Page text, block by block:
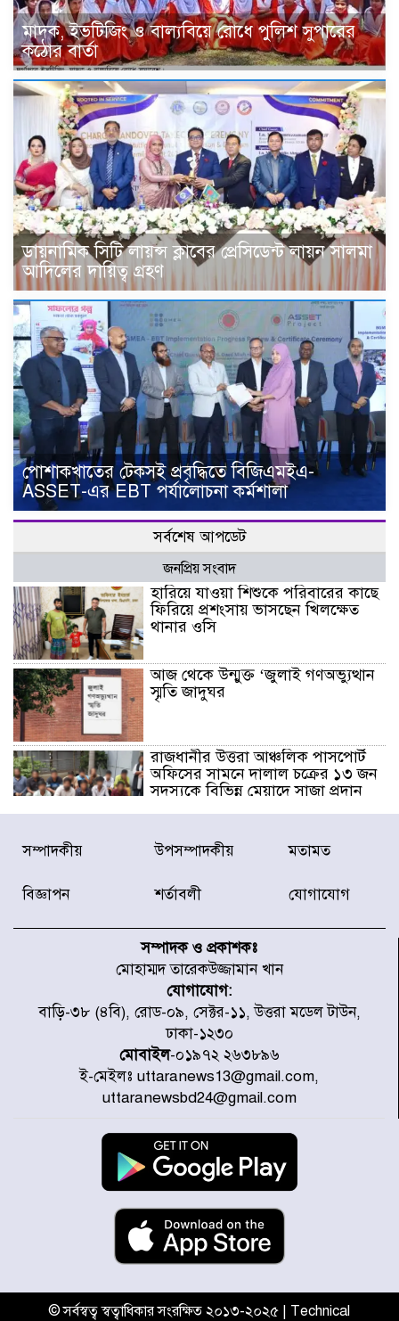
মাদক, ইভটিজিং ও বাল্যবিয়ে রোধে পুলিশ সুপারের
কঠোর বার্তা
ডায়নামিক সিটি লায়ন্স ক্লাবের প্রেসিডেন্ট লায়ন সালমা
আদিলের দায়িত্ব গ্রহণ
পোশাকখাতের টেকসই প্রবৃদ্ধিতে বিজিএমইএ-
ASSET-এর EBT পর্যালোচনা কর্মশালা
সর্বশেষ আপডেট
জনপ্রিয় সংবাদ
হারিয়ে যাওয়া শিশুকে পরিবারের কাছে
ফিরিয়ে প্রশংসায় ভাসছেন খিলক্ষেত
থানার ওসি
আজ থেকে উন্মুক্ত ‘জুলাই গণঅভ্যুত্থান
স্মৃতি জাদুঘর
রাজধানীর উত্তরা আঞ্চলিক পাসপোর্ট
অফিসের সামনে দালাল চক্রের ১৩ জন
সদস্যকে বিভিন্ন মেয়াদে সাজা প্রদান
হরমুজ প্রণালি নিয়ে ওমানের সঙ্গে চুক্তি
চূড়ান্ত পর্যায়ে : ইরান
হবে, সে যত শক্তিশালীই হোক না কেন,
চট্টগ্রামে জুলাই গণঅভ্যুত্থান দিবসে
প্রতিমন্ত্রী মীর হেলাল
আগামী ৫ দিন বৃষ্টির আভাস
হাসিনার বক্তব্য প্রচারে ভারতের সমর্থন
নেই
জুলাই গণঅভ্যুত্থানে আহত যোদ্ধা
মিতুর খোঁজ নিলেন প্রধানমন্ত্রী
উত্তরায় জুলাই গণঅভ্যুত্থানের ৯২
শহীদের তালিকা প্রকাশ করল JRA
সম্পাদকীয় উপসম্পাদকীয় মতামত
বিজ্ঞাপন শর্তাবলী যোগাযোগ
সম্পাদক ও প্রকাশকঃ
মোহাম্মদ তারেকউজ্জামান খান
যোগাযোগ:
বাড়ি-৩৮ (৪বি), রোড-০৯, সেক্টর-১১, উত্তরা মডেল টাউন,
ঢাকা-১২৩০
মোবাইল-০১৯৭২ ২৬৩৮৯৬
ই-মেইলঃ uttaranews13@gmail.com,
uttaranewsbd24@gmail.com
© সর্বস্বত্ব স্বত্বাধিকার সংরক্ষিত ২০১৩-২০২৫ | Technical